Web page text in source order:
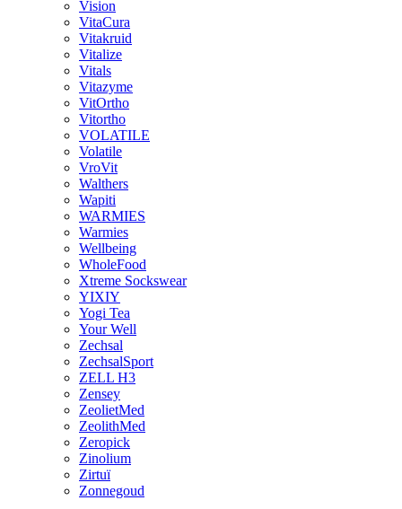
Vision
VitaCura
Vitakruid
Vitalize
Vitals
Vitazyme
VitOrtho
Vitortho
VOLATILE
Volatile
VroVit
Walthers
Wapiti
WARMIES
Warmies
Wellbeing
WholeFood
Xtreme Sockswear
YIXIY
Yogi Tea
Your Well
Zechsal
ZechsalSport
ZELL H3
Zensey
ZeolietMed
ZeolithMed
Zeropick
Zinolium
Zirtuï
Zonnegoud